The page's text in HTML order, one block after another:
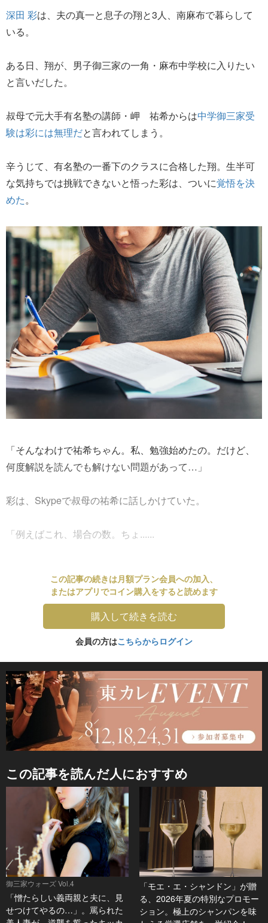
深田 彩は、夫の真一と息子の翔と3人、南麻布で暮らして
いる。
ある日、翔が、男子御三家の一角・麻布中学校に入りたい
と言いだした。
叔母で元大手有名塾の講師・岬 祐希からは中学御三家受
験は彩には無理だと言われてしまう。
辛うじて、有名塾の一番下のクラスに合格した翔。生半可
な気持ちでは挑戦できないと悟った彩は、ついに覚悟を決
めた。
「そんなわけで祐希ちゃん。私、勉強始めたの。だけど、
何度解説を読んでも解けない問題があって…」
彩は、Skypeで叔母の祐希に話しかけていた。
「例えばこれ、場合の数。ちょ......
この記事の続きは月額プラン会員への加入、
またはアプリでコイン購入をすると読めます
購入して続きを読む
会員の方はこちらからログイン
この記事を読んだ人におすすめ
御三家ウォーズ Vol.4
「憎たらしい義両親と夫に、見
せつけてやるの…」。罵られた
「モエ・エ・シャンドン」が贈
る、2026年夏の特別なプロモー
ション。極上のシャンパンを味